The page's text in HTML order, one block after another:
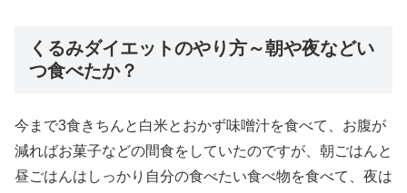
くるみダイエットのやり方～朝や夜などい
つ食べたか？
今まで3食きちんと白米とおかず味噌汁を食べて、お腹が
減ればお菓子などの間食をしていたのですが、朝ごはんと
昼ごはんはしっかり自分の食べたい食べ物を食べて、夜は